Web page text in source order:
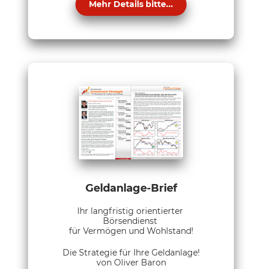
Mehr Details bitte...
Geldanlage-Brief
Ihr langfristig orientierter
Börsendienst
für Vermögen und Wohlstand!
Die Strategie für Ihre Geldanlage!
von Oliver Baron